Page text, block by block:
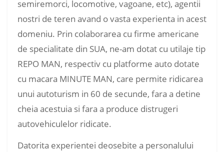
semiremorci, locomotive, vagoane, etc), agentii
nostri de teren avand o vasta experienta in acest
domeniu. Prin colaborarea cu firme americane
de specialitate din SUA, ne-am dotat cu utilaje tip
REPO MAN, respectiv cu platforme auto dotate
cu macara MINUTE MAN, care permite ridicarea
unui autoturism in 60 de secunde, fara a detine
cheia acestuia si fara a produce distrugeri
autovehiculelor ridicate.
Datorita experientei deosebite a personalului